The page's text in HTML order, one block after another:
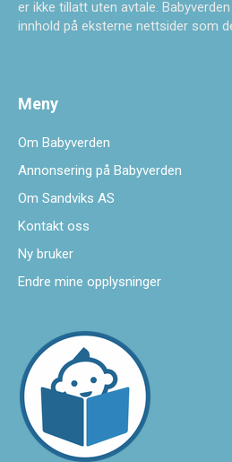
er ikke tillatt uten avtale.
innhold på eksterne nettsider som
Meny
Om Babyverden
Annonsering på Babyverden
Om Sandviks AS
Kontakt oss
Ny bruker
Endre mine opplysninger